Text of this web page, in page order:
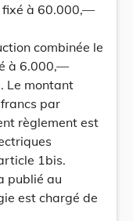
fixé à 60.000,—
combinée le
à 6.000,—
Le montant
par
règlement est
1bis.
publié au
est chargé de